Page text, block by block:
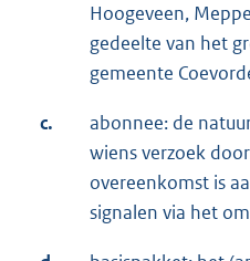
Hoogeveen,
gedeelte van het
gemeente
c.
abonnee: de
wiens verzoek
overeenkomst is
signalen via het